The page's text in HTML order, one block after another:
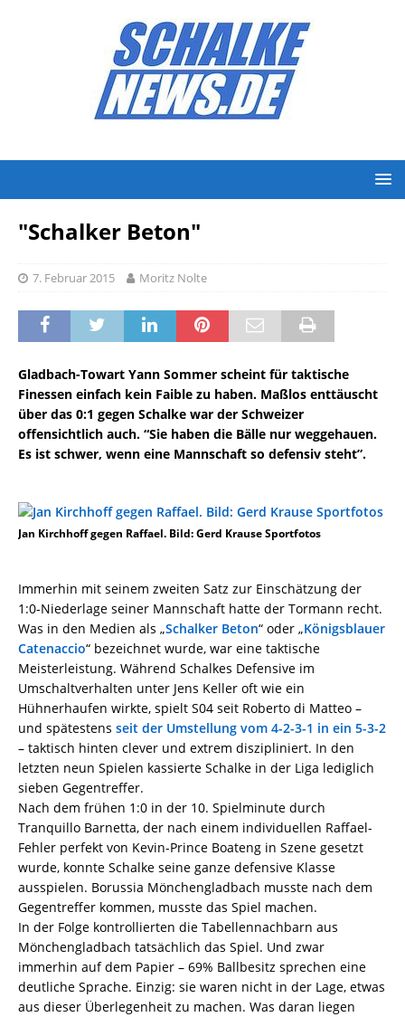
"Schalker Beton"
7. Februar 2015 Moritz Nolte
Gladbach-Towart Yann Sommer scheint für taktische
Finessen einfach kein Faible zu haben. Maßlos enttäuscht
über das 0:1 gegen Schalke war der Schweizer
offensichtlich auch. “Sie haben die Bälle nur weggehauen.
Es ist schwer, wenn eine Mannschaft so defensiv steht”.
Jan Kirchhoff gegen Raffael. Bild: Gerd Krause Sportfotos
Immerhin mit seinem zweiten Satz zur Einschätzung der
1:0-Niederlage seiner Mannschaft hatte der Tormann recht.
Was in den Medien als „Schalker Beton“ oder „Königsblauer
Catenaccio“ bezeichnet wurde, war eine taktische
Meisterleistung. Während Schalkes Defensive im
Umschaltverhalten unter Jens Keller oft wie ein
Hühnerhaufen wirkte, spielt S04 seit Roberto di Matteo –
und spätestens seit der Umstellung vom 4-2-3-1 in ein 5-3-2
– taktisch hinten clever und extrem diszipliniert. In den
letzten neun Spielen kassierte Schalke in der Liga lediglich
sieben Gegentreffer.
Nach dem frühen 1:0 in der 10. Spielminute durch
Tranquillo Barnetta, der nach einem individuellen Raffael-
Fehler perfekt von Kevin-Prince Boateng in Szene gesetzt
wurde, konnte Schalke seine ganze defensive Klasse
ausspielen. Borussia Mönchengladbach musste nach dem
Gegentreffer kommen, musste das Spiel machen.
In der Folge kontrollierten die Tabellennachbarn aus
Mönchengladbach tatsächlich das Spiel. Und zwar
immerhin auf dem Papier – 69% Ballbesitz sprechen eine
deutliche Sprache. Einzig: sie waren nicht in der Lage, etwas
aus dieser Überlegenheit zu machen. Was daran liegen